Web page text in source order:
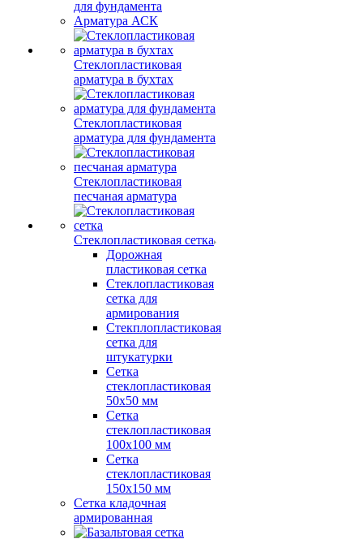
для фундамента
Арматура АСК
Стеклопластиковая
арматура в бухтах
Стеклопластиковая
арматура для фундамента
Стеклопластиковая
песчаная арматура
Стеклопластиковая сетка
Дорожная
пластиковая сетка
Стеклопластиковая
сетка для
армирования
Стекплопластиковая
сетка для
штукатурки
Сетка
стеклопластиковая
50x50 мм
Сетка
стеклопластиковая
100x100 мм
Сетка
стеклопластиковая
150x150 мм
Сетка кладочная
армированная